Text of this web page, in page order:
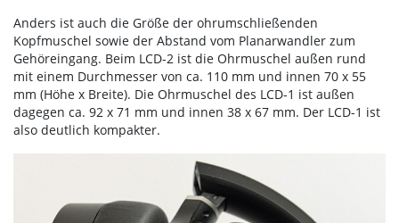
Anders ist auch die Größe der ohrumschließenden
Kopfmuschel sowie der Abstand vom Planarwandler zum
Gehöreingang. Beim LCD-2 ist die Ohrmuschel außen rund
mit einem Durchmesser von ca. 110 mm und innen 70 x 55
mm (Höhe x Breite). Die Ohrmuschel des LCD-1 ist außen
dagegen ca. 92 x 71 mm und innen 38 x 67 mm. Der LCD-1 ist
also deutlich kompakter.